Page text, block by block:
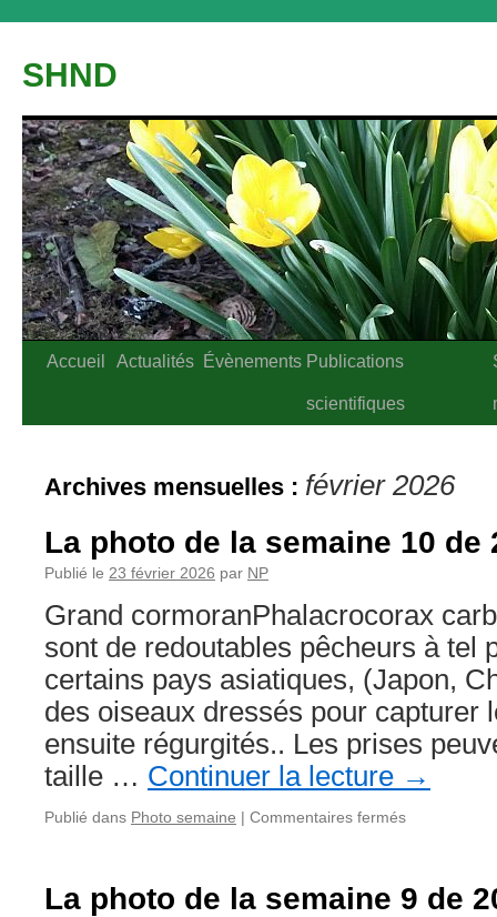
contenu
SHND
Accueil Actualités Évènements Publications
scientifiques
Archives mensuelles : février 2026
La photo de la semaine 10 de
Publié le 23 février 2026 par NP
Grand cormoranPhalacrocorax
sont de redoutables pêcheurs à tel
certains pays asiatiques, (Japon,
des oiseaux dressés pour capturer
ensuite régurgités.. Les prises
taille … Continuer la lecture →
Publié dans Photo semaine | Commentaires ferméssur
la
La photo de la semaine 9 de